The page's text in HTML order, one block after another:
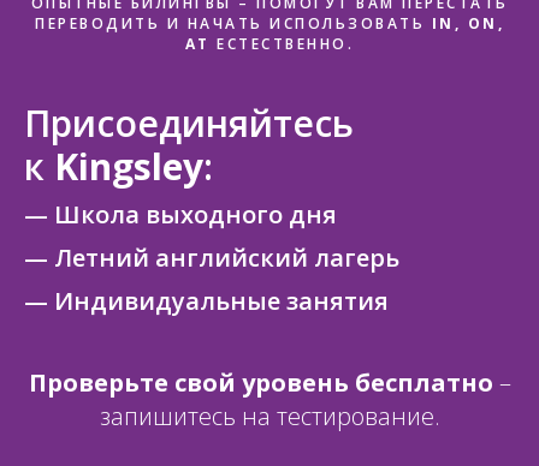
ПЕРЕВОДИТЬ И НАЧАТЬ ИСПОЛЬЗОВАТЬ IN, ON,
AT ЕСТЕСТВЕННО.
Присоединяйтесь
к Kingsley:
— Школа выходного дня
— Летний английский лагерь
— Индивидуальные занятия
Проверьте свой уровень бесплатно –
запишитесь на тестирование.